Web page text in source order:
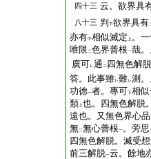
四十三 云。欲界具
八十三 判 下欲界具有
亦有中相似滅定 上 。
唯限 二色界善根一哉
廣可レ通 二 四無色解脱
答。此事雖レ難レ測
功徳一者。專可下相
類 上也。四無色解脱
遠也。又無色界心
無二無心善根一。旁思
四無色解脱。滅受
前三解脱一云。餘地